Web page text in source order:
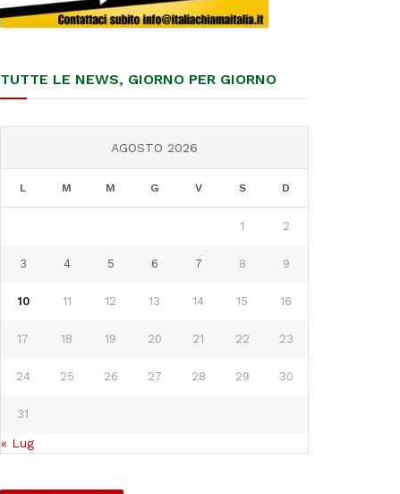
TUTTE LE NEWS, GIORNO PER GIORNO
AGOSTO 2026
L M M G V S D
1 2
3 4 5 6 7 8 9
10 11 12 13 14 15 16
17 18 19 20 21 22 23
24 25 26 27 28 29 30
31
« Lug